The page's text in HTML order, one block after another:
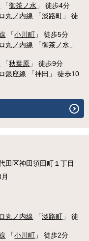
「御茶ノ水 」 徒歩4分
丸ノ内線 「淡路町 」 徒
「小川町 」 徒歩5分
丸ノ内線 「御茶ノ水 」
「秋葉原 」 徒歩9分
銀座線 「神田 」 徒歩10
田区神田須田町１丁目
丸ノ内線 「淡路町 」 徒
「小川町 」 徒歩2分